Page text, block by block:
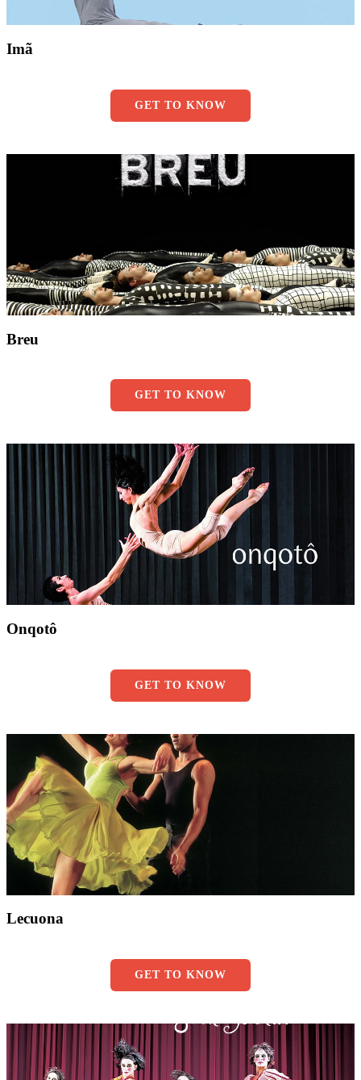
Imã
GET TO KNOW
Breu
GET TO KNOW
Onqotô
GET TO KNOW
Lecuona
GET TO KNOW